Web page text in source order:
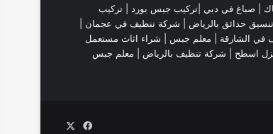
| صباغ في دبي |تركيب جبس بورد | تركيب
تنسيق حدائق بالرياض شركة تنظيف في عجمان
في الشارقة معلم جبس
شراء اثاث مستعمل
اسطح شركة تنظيف بالرياض
معلم جبس
فيسبوك